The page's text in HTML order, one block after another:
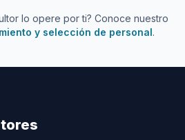
lo opere por ti? Conoce nuestro
y selección de personal.